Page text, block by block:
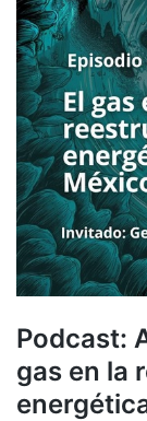
Podcast:
gas en la